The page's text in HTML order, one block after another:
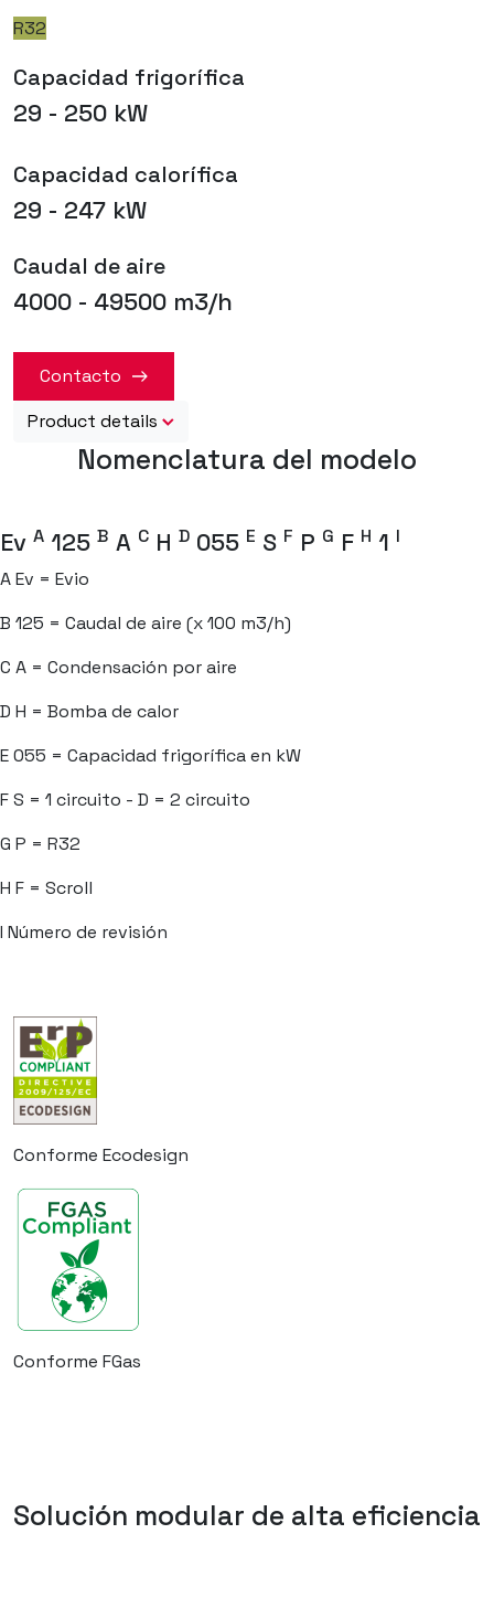
R32
Capacidad frigorífica
29 - 250 kW
Capacidad calorífica
29 - 247 kW
Caudal de aire
4000 - 49500 m3/h
Contacto
Product details
Nomenclatura del modelo
Ev A 125 B A C H D 055 E S F P G F H 1 I
AEv = Evio
B 125 = Caudal de aire (x 100 m3/h)
C A = Condensación por aire
D H = Bomba de calor
E055 = Capacidad frigorífica en kW
FS = 1 circuito - D = 2 circuito
G P = R32
H F = Scroll
I Número de revisión
Conforme Ecodesign
Conforme FGas
Solución modular de alta eficiencia